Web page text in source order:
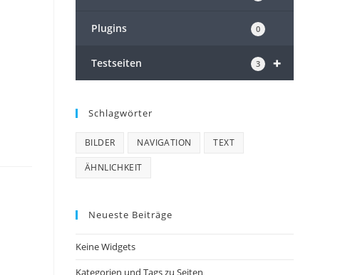
Plugins 0
+
Testseiten 3
Schlagwörter
BILDER NAVIGATION TEXT
ÄHNLICHKEIT
Neueste Beiträge
Keine Widgets
Kategorien und Tags zu Seiten